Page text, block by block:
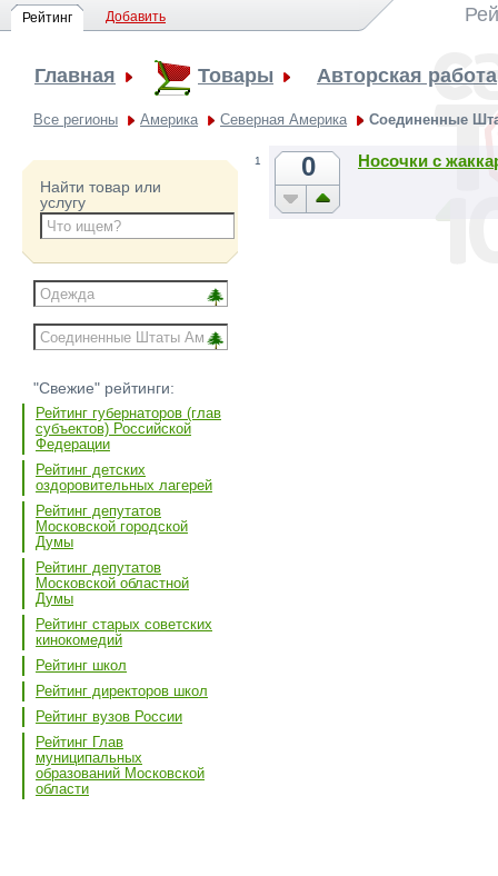
Рейтинг Добавить
Главная Товары Авторская работа
Все регионы Америка Северная Америка Соединенные
Найти товар или
услугу
"Свежие" рейтинги:
Рейтинг губернаторов (глав
субъектов) Российской
Федерации
Рейтинг детских
оздоровительных лагерей
Рейтинг депутатов
Московской городской
Думы
Рейтинг депутатов
Московской областной
Думы
Рейтинг старых советских
кинокомедий
Рейтинг школ
Рейтинг директоров школ
Рейтинг вузов России
Рейтинг Глав
муниципальных
образований Московской
области
1 0 Носочки с